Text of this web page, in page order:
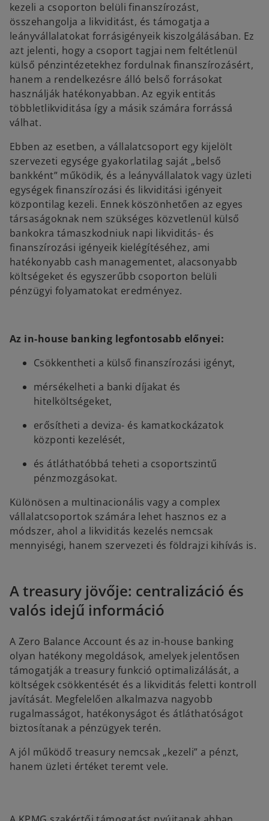
kezeli a csoporton belüli finanszírozást,
összehangolja a likviditást, és támogatja a
leányvállalatokat forrásigényeik kiszolgálásában. Ez
azt jelenti, hogy a csoport tagjai nem feltétlenül
külső pénzintézetekhez fordulnak finanszírozásért,
hanem a rendelkezésre álló belső forrásokat
használják hatékonyabban. Az egyik entitás
többletlikviditása így a másik számára forrássá
válhat.
Ebben az esetben, a vállalatcsoport egy kijelölt
szervezeti egysége gyakorlatilag saját „belső
bankként” működik, és a leányvállalatok vagy üzleti
egységek finanszírozási és likviditási igényeit
központilag kezeli. Ennek köszönhetően az egyes
társaságoknak nem szükséges közvetlenül külső
bankokra támaszkodniuk napi likviditás- és
finanszírozási igényeik kielégítéséhez, ami
hatékonyabb cash managementet, alacsonyabb
költségeket és egyszerűbb csoporton belüli
pénzügyi folyamatokat eredményez.
Az in-house banking legfontosabb előnyei:
Csökkentheti a külső finanszírozási igényt,
mérsékelheti a banki díjakat és
hitelköltségeket,
erősítheti a deviza- és kamatkockázatok
központi kezelését,
és átláthatóbbá teheti a csoportszintű
pénzmozgásokat.
Különösen a multinacionális vagy a complex
vállalatcsoportok számára lehet hasznos ez a
módszer, ahol a likviditás kezelés nemcsak
mennyiségi, hanem szervezeti és földrajzi kihívás is.
A treasury jövője: centralizáció és
valós idejű információ
A Zero Balance Account és az in-house banking
olyan hatékony megoldások, amelyek jelentősen
támogatják a treasury funkció optimalizálását, a
költségek csökkentését és a likviditás feletti kontroll
javítását. Megfelelően alkalmazva nagyobb
rugalmasságot, hatékonyságot és átláthatóságot
biztosítanak a pénzügyek terén.
A jól működő treasury nemcsak „kezeli” a pénzt,
hanem üzleti értéket teremt vele.